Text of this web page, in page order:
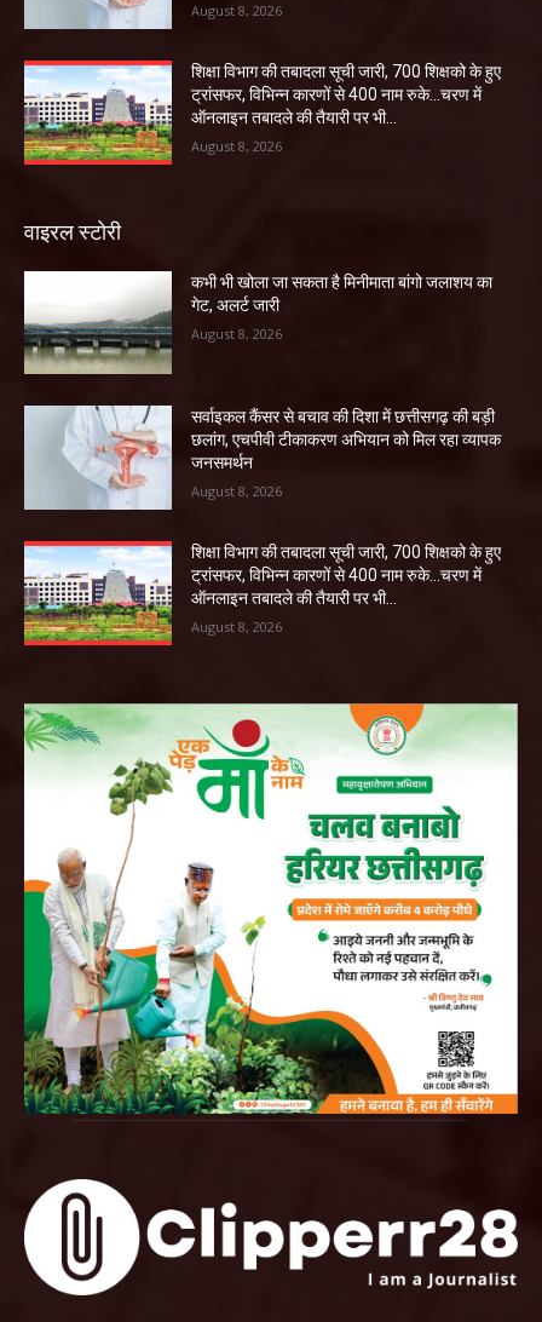
August 8, 2026
शिक्षा विभाग की तबादला सूची जारी, 700 शिक्षको के हुए
ट्रांसफर, विभिन्न कारणों से 400 नाम रुके…चरण में
ऑनलाइन तबादले की तैयारी पर भी...
August 8, 2026
वाइरल स्टोरी
कभी भी खोला जा सकता है मिनीमाता बांगो जलाशय का
गेट, अलर्ट जारी
August 8, 2026
सर्वाइकल कैंसर से बचाव की दिशा में छत्तीसगढ़ की बड़ी
छलांग, एचपीवी टीकाकरण अभियान को मिल रहा व्यापक
जनसमर्थन
August 8, 2026
शिक्षा विभाग की तबादला सूची जारी, 700 शिक्षको के हुए
ट्रांसफर, विभिन्न कारणों से 400 नाम रुके…चरण में
ऑनलाइन तबादले की तैयारी पर भी...
August 8, 2026